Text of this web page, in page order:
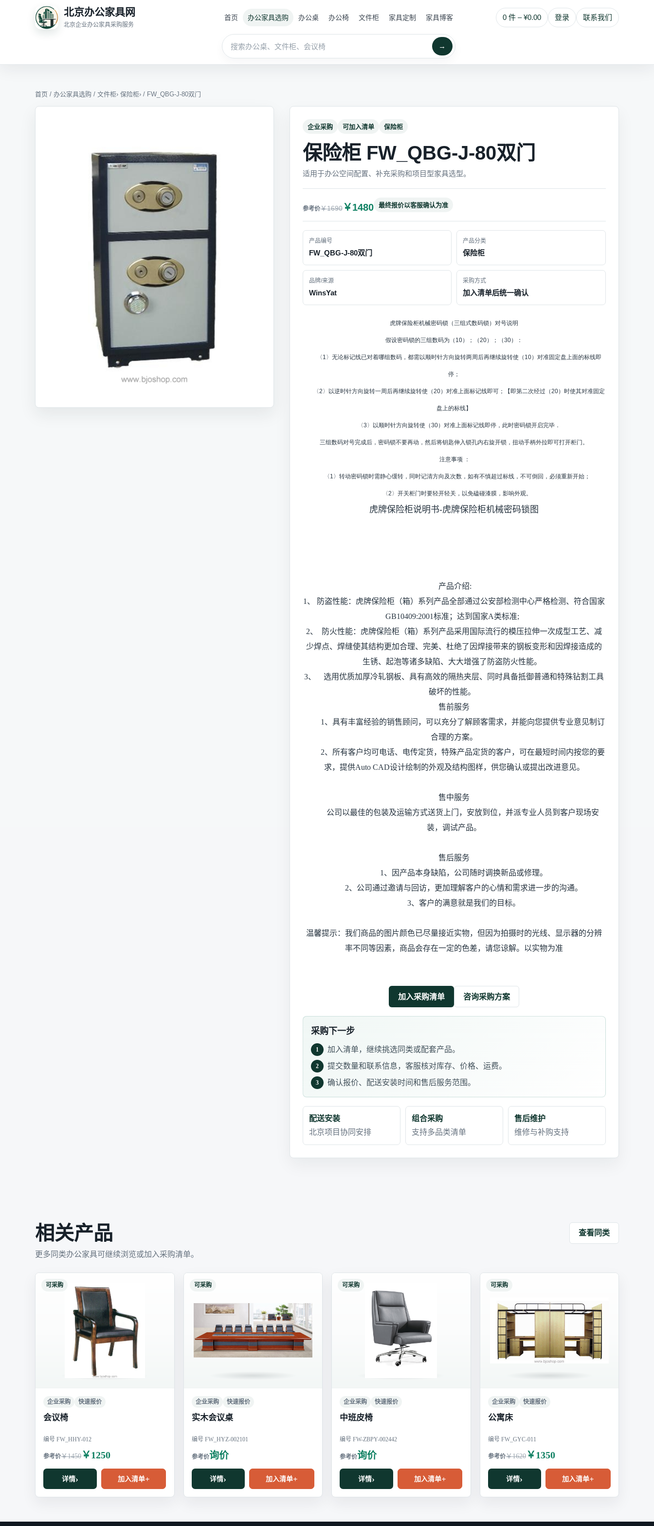
北京办公家具网
北京企业办公家具采购服务
0 件 – ¥0.00 登录 联系我们
首页 办公家具选购 办公桌 办公椅 文件柜 家具定制 家具博客
→
首页 / 办公家具选购 / 文件柜› 保险柜› / FW_QBG-J-80双门
企业采购 可加入清单 保险柜
保险柜 FW_QBG-J-80双门
适用于办公空间配置、补充采购和项目型家具选型。
￥1690￥1480 最终报价以客服确认为准
产品编号
FW_QBG-J-80双门
产品分类
保险柜
品牌/来源
WinsYat
采购方式
加入清单后统一确认
虎牌保险柜机械密码锁（三组式数码锁）对号说明
假设密码锁的三组数码为（10）；（20）；（30）：
〈1〉无论标记线已对着哪组数码，都需以顺时针方向旋转两周后再继续旋转使（10）对准固定盘上面的标线即
停；
〈2〉以逆时针方向旋转一周后再继续旋转使（20）对准上面标记线即可；【即第二次经过（20）时使其对准固定
盘上的标线】
〈3〉以顺时针方向旋转使（30）对准上面标记线即停，此时密码锁开启完毕．
三组数码对号完成后，密码锁不要再动，然后将钥匙伸入锁孔内右旋开锁，扭动手柄外拉即可打开柜门。
注意事项 ：
〈1〉转动密码锁时需静心缓转，同时记清方向及次数，如有不慎超过标线，不可倒回，必须重新开始；
〈2〉开关柜门时要轻开轻关，以免磕碰漆膜，影响外观。
虎牌保险柜说明书-虎牌保险柜机械密码锁图
产品介绍:
1、 防盗性能：虎牌保险柜（箱）系列产品全部通过公安部检测中心严格检测、符合国家
GB10409:2001标准；达到国家A类标准;
2、 防火性能：虎牌保险柜（箱）系列产品采用国际流行的模压拉伸一次成型工艺、减
少焊点、焊缝使其结构更加合理、完美、杜绝了因焊接带来的钢板变形和因焊接造成的
生锈、起泡等诸多缺陷、大大增强了防盗防火性能。
3、 选用优质加厚冷轧钢板、具有高效的隔热夹层、同时具备抵御普通和特殊钻割工具
破坏的性能。
售前服务
1、具有丰富经验的销售顾问，可以充分了解顾客需求，并能向您提供专业意见制订
合理的方案。
2、所有客户均可电话、电传定货，特殊产品定货的客户，可在最短时间内按您的要
求，提供Auto CAD设计绘制的外观及结构图样，供您确认或提出改进意见。
售中服务
公司以最佳的包装及运输方式送货上门，安放到位，并派专业人员到客户现场安
装，调试产品。
售后服务
1、因产品本身缺陷，公司随时调换新品或修理。
2、公司通过邀请与回访，更加理解客户的心情和需求进一步的沟通。
3、客户的满意就是我们的目标。
温馨提示：我们商品的图片颜色已尽量接近实物，但因为拍摄时的光线、显示器的分辨
率不同等因素，商品会存在一定的色差，请您谅解。以实物为准
加入采购清单 咨询采购方案
采购下一步
1 加入清单，继续挑选同类或配套产品。
2 提交数量和联系信息，客服核对库存、价格、运费。
3 确认报价、配送安装时间和售后服务范围。
配送安装
北京项目协同安排
组合采购
支持多品类清单
售后维护
维修与补购支持
相关产品
更多同类办公家具可继续浏览或加入采购清单。
查看同类
可采购
企业采购 快速报价
会议椅
编号 FW_HHY-012
￥1450 ￥1250
详情 加入清单
可采购
企业采购 快速报价
实木会议桌
编号 FW_HYZ-002101
询价
详情 加入清单
可采购
企业采购 快速报价
中班皮椅
编号 FW-ZBPY-002442
询价
详情 加入清单
可采购
企业采购 快速报价
公寓床
编号 FW_GYC-011
￥1620￥1350
详情 加入清单